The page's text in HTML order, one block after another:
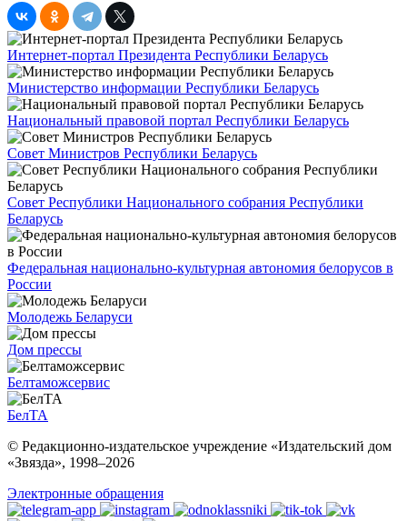
Интернет-портал Президента Республики Беларусь
Министерство информации Республики Беларусь
Национальный правовой портал Республики Беларусь
Совет Министров Республики Беларусь
Совет Республики Национального собрания Республики
Беларусь
Федеральная национально-культурная автономия белорусов в
России
Молодежь Беларуси
Дом прессы
Белтаможсервис
БелТА
© Редакционно-издательское учреждение «Издательский дом
«Звязда», 1998–2026
Электронные обращения